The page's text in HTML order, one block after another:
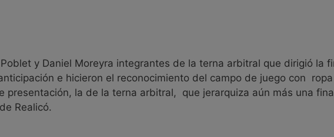
y Daniel Moreyra integrantes de la terna arbitral que dirigió la
e hicieron el reconocimiento del campo de juego con
presentación, la de la terna arbitral, que jerarquiza aún más una
Realicó.